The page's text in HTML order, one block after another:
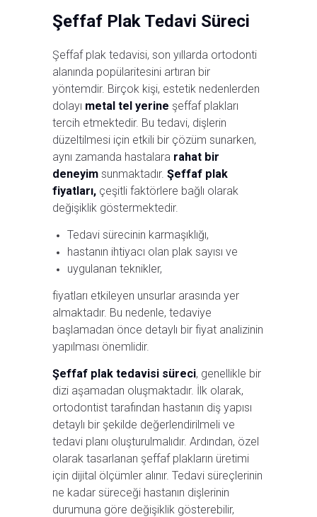
Şeffaf Plak Tedavi Süreci
Şeffaf plak tedavisi, son yıllarda ortodonti
alanında popülaritesini artıran bir
yöntemdir. Birçok kişi, estetik nedenlerden
dolayı metal tel yerine şeffaf plakları
tercih etmektedir. Bu tedavi, dişlerin
düzeltilmesi için etkili bir çözüm sunarken,
aynı zamanda hastalara rahat bir
deneyim sunmaktadır. Şeffaf plak
fiyatları, çeşitli faktörlere bağlı olarak
değişiklik göstermektedir.
Tedavi sürecinin karmaşıklığı,
hastanın ihtiyacı olan plak sayısı ve
uygulanan teknikler,
fiyatları etkileyen unsurlar arasında yer
almaktadır. Bu nedenle, tedaviye
başlamadan önce detaylı bir fiyat analizinin
yapılması önemlidir.
Şeffaf plak tedavisi süreci, genellikle bir
dizi aşamadan oluşmaktadır. İlk olarak,
ortodontist tarafından hastanın diş yapısı
detaylı bir şekilde değerlendirilmeli ve
tedavi planı oluşturulmalıdır. Ardından, özel
olarak tasarlanan şeffaf plakların üretimi
için dijital ölçümler alınır. Tedavi süreçlerinin
ne kadar süreceği hastanın dişlerinin
durumuna göre değişiklik gösterebilir,